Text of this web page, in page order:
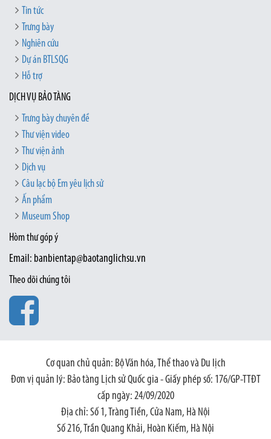
Tin tức
Trưng bày
Nghiên cứu
Dự án BTLSQG
Hỗ trợ
DỊCH VỤ BẢO TÀNG
Trưng bày chuyên đề
Thư viện video
Thư viện ảnh
Dịch vụ
Câu lạc bộ Em yêu lịch sử
Ấn phẩm
Museum Shop
Hòm thư góp ý
Email: banbientap@baotanglichsu.vn
Theo dõi chúng tôi
Cơ quan chủ quản: Bộ Văn hóa, Thể thao và Du lịch
Đơn vị quản lý: Bảo tàng Lịch sử Quốc gia - Giấy phép số: 176/GP-TTĐT
cấp ngày: 24/09/2020
Địa chỉ: Số 1, Tràng Tiền, Cửa Nam, Hà Nội
Số 216, Trần Quang Khải, Hoàn Kiếm, Hà Nội